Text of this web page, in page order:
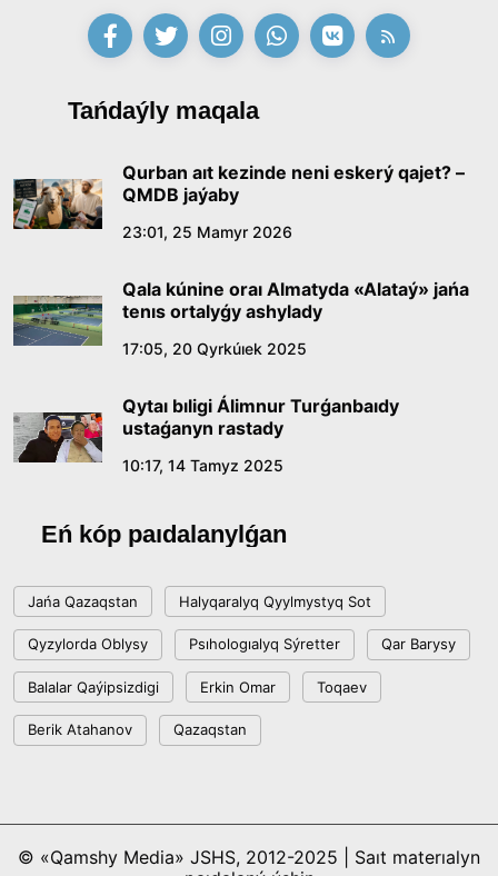
Tańdaýly maqala
Qurban aıt kezinde neni eskerý qajet? –
QMDB jaýaby
23:01, 25 Mamyr 2026
Qala kúnine oraı Almatyda «Alataý» jańa
tenıs ortalyǵy ashylady
17:05, 20 Qyrkúıek 2025
Qytaı bıligi Álimnur Turǵanbaıdy
ustaǵanyn rastady
10:17, 14 Tamyz 2025
Eń kóp paıdalanylǵan
Jańa Qazaqstan Halyqaralyq Qyylmystyq Sot
Qyzylorda Oblysy Psıhologıalyq Sýretter Qar Barysy
Balalar Qaýipsizdigi Erkin Omar Toqaev
Berik Atahanov Qazaqstan
© «Qamshy Media» JSHS, 2012-2025 | Saıt materıalyn